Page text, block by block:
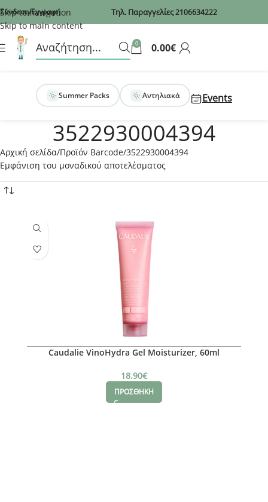
Recaptcha
Skip to navigation
Skip to main content
Σύνδεση/Εγγραφή Τηλ. Παραγγελίες2106634222
0 0.00€
Summer Packs Αντηλιακά Events
3522930004394
Αρχική σελίδα Προϊόν Barcode 3522930004394
Εμφάνιση του μοναδικού αποτελέσματος
Caudalie VinoHydra Gel Moisturizer, 60ml
18.90€
ΠΡΟΣΘΗΚΗ